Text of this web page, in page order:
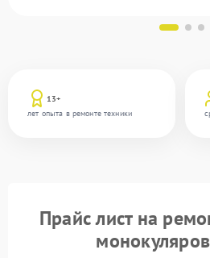
13+
лет опыта в ремонте техники
Прайс лист на